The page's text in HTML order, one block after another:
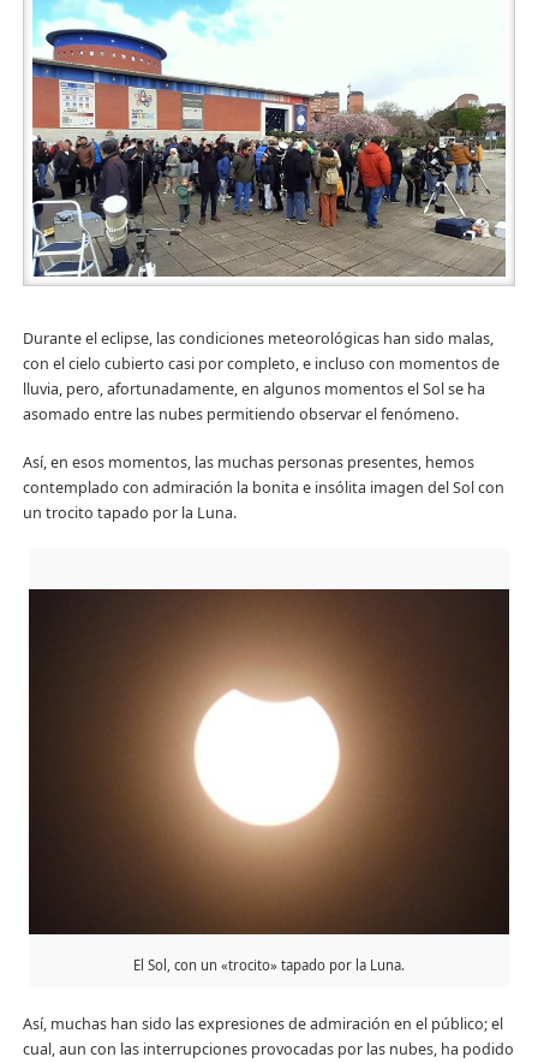
Durante el eclipse, las condiciones meteorológicas han sido malas,
con el cielo cubierto casi por completo, e incluso con momentos de
lluvia, pero, afortunadamente, en algunos momentos el Sol se ha
asomado entre las nubes permitiendo observar el fenómeno.
Así, en esos momentos, las muchas personas presentes, hemos
contemplado con admiración la bonita e insólita imagen del Sol con
un trocito tapado por la Luna.
El Sol, con un «trocito» tapado por la Luna.
Así, muchas han sido las expresiones de admiración en el público; el
cual, aun con las interrupciones provocadas por las nubes, ha podido